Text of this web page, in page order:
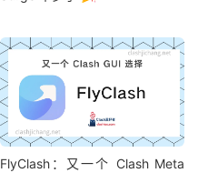
FlyClash：又一个 Clash Meta